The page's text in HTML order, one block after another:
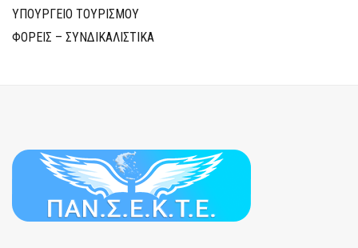
ΥΠΟΥΡΓΕΙΟ ΤΟΥΡΙΣΜΟΥ
ΦΟΡΕΙΣ – ΣΥΝΔΙΚΑΛΙΣΤΙΚΑ